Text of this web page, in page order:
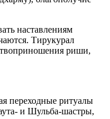
наставлениям
Тирукурал
риши,
переходные ритуалы
и Шульба-шастры,